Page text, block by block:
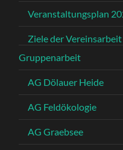
Veranstaltungsplan
Ziele der Vereinsarbeit
Gruppenarbeit
AG Dölauer Heide
AG Feldökologie
AG Graebsee